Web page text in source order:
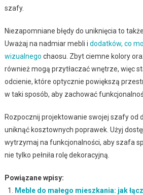
szafy.
Niezapomniane błędy do uniknięcia to
Uważaj na nadmiar mebli i dodatków, co
wizualnego chaosu. Zbyt ciemne kolory
również mogą przytłaczać wnętrze, więc
odcienie, które optycznie powiększą
w taki sposób, aby zachować
Rozpocznij projektowanie swojej szafy od
uniknąć kosztownych poprawek. Użyj
wytrzymaj na funkcjonalności, aby szafa
nie tylko pełniła rolę dekoracyjną.
Powiązane wpisy:
Meble do małego mieszkania: jak